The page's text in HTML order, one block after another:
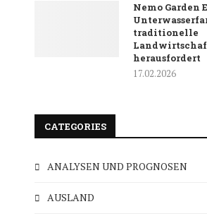
Nemo Garden
traditionelle
herausfordert
17.02.2026
CATEGORIES
ANALYSEN UND PROGNOSEN
AUSLAND